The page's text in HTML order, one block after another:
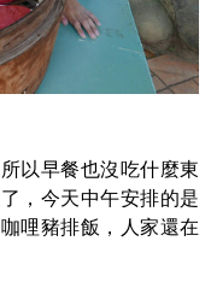
以早餐也沒吃什麼東
，今天中午安排的是
哩豬排飯，人家還在